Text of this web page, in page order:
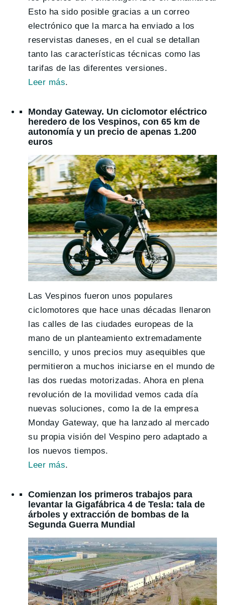
Esto ha sido posible gracias a un correo
electrónico que la marca ha enviado a los
reservistas daneses, en el cual se detallan
tanto las características técnicas como las
tarifas de las diferentes versiones.
Leer más.
Monday Gateway. Un ciclomotor eléctrico
heredero de los Vespinos, con 65 km de
autonomía y un precio de apenas 1.200
euros
Las Vespinos fueron unos populares
ciclomotores que hace unas décadas llenaron
las calles de las ciudades europeas de la
mano de un planteamiento extremadamente
sencillo, y unos precios muy asequibles que
permitieron a muchos iniciarse en el mundo de
las dos ruedas motorizadas. Ahora en plena
revolución de la movilidad vemos cada día
nuevas soluciones, como la de la empresa
Monday Gateway, que ha lanzado al mercado
su propia visión del Vespino pero adaptado a
los nuevos tiempos.
Leer más.
Comienzan los primeros trabajos para
levantar la Gigafábrica 4 de Tesla: tala de
árboles y extracción de bombas de la
Segunda Guerra Mundial